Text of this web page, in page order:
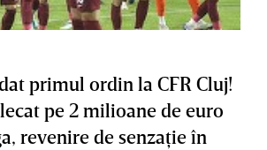
primul ordin la CFR Cluj!
pe 2 milioane de euro
revenire de senzaţie în